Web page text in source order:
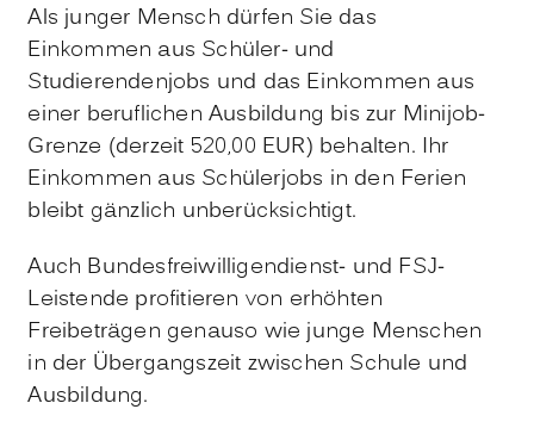
Als junger Mensch dürfen Sie das
Einkommen aus Schüler- und
Studierendenjobs und das Einkommen aus
einer beruflichen Ausbildung bis zur Minijob-
Grenze (derzeit 520,00 EUR) behalten. Ihr
Einkommen aus Schülerjobs in den Ferien
bleibt gänzlich unberücksichtigt.
Auch Bundesfreiwilligendienst- und FSJ-
Leistende profitieren von erhöhten
Freibeträgen genauso wie junge Menschen
in der Übergangszeit zwischen Schule und
Ausbildung.